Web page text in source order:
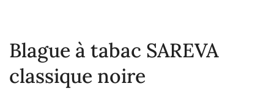
Blague à tabac SAREVA
classique noire